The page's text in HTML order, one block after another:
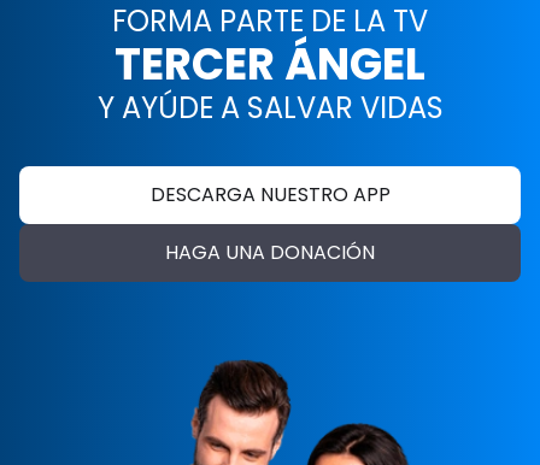
FORMA PARTE DE LA TV
TERCER ÁNGEL
Y AYÚDE A SALVAR VIDAS
DESCARGA NUESTRO APP
HAGA UNA DONACIÓN